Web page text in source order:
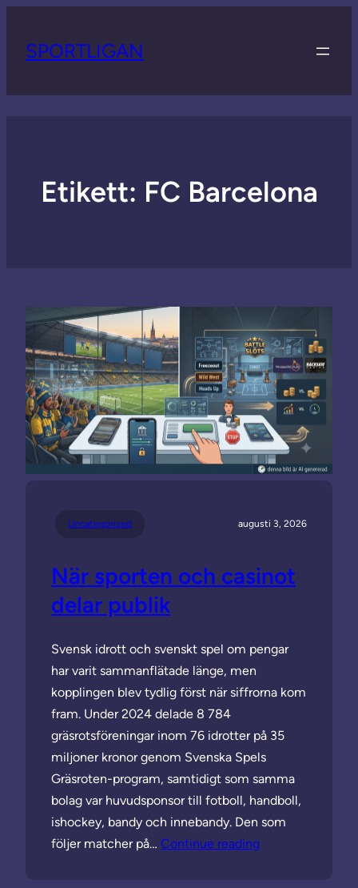
SPORTLIGAN
Etikett: FC Barcelona
Uncategorized augusti 3, 2026
När sporten och casinot
delar publik
Svensk idrott och svenskt spel om pengar
har varit sammanflätade länge, men
kopplingen blev tydlig först när siffrorna kom
fram. Under 2024 delade 8 784
gräsrotsföreningar inom 76 idrotter på 35
miljoner kronor genom Svenska Spels
Gräsroten-program, samtidigt som samma
bolag var huvudsponsor till fotboll, handboll,
ishockey, bandy och innebandy. Den som
följer matcher på… Continue reading